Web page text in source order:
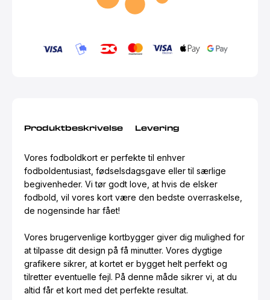
Produktbeskrivelse Levering
Vores fodboldkort er perfekte til enhver
fodboldentusiast, fødselsdagsgave eller til særlige
begivenheder. Vi tør godt love, at hvis de elsker
fodbold, vil vores kort være den bedste overraskelse,
de nogensinde har fået!
Vores brugervenlige kortbygger giver dig mulighed for
at tilpasse dit design på få minutter. Vores dygtige
grafikere sikrer, at kortet er bygget helt perfekt og
tilretter eventuelle fejl. På denne måde sikrer vi, at du
altid får et kort med det perfekte resultat.